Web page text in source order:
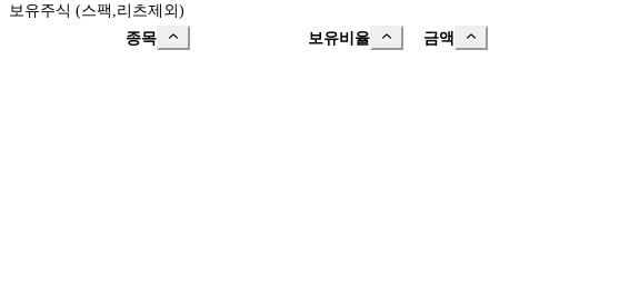
보유주식 (스팩,리츠제외)
종목
보유비율 금액